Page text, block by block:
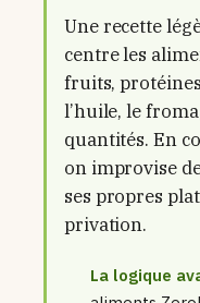
Une recette
centre les
fruits,
l’huile, le
quantités. En
on improvise
ses propres
privation.
La logique